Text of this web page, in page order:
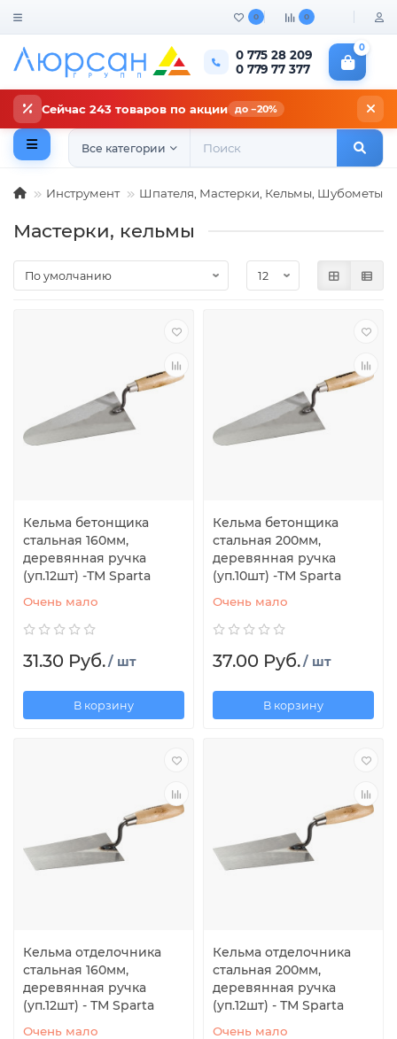
0 0
0 775 28 209
0 779 77 377
0
Сейчас 243 товаров по акции до −20%
Все категории
Инструмент Шпателя, Мастерки, Кельмы, Шубометы
Мастерки, кельмы
Кельма бетонщика
стальная 160мм,
деревянная ручка
(уп.12шт) -ТМ Sparta
Очень мало
31.30 Руб./ шт
В корзину
Кельма бетонщика
стальная 200мм,
деревянная ручка
(уп.10шт) -ТМ Sparta
Очень мало
37.00 Руб./ шт
В корзину
Кельма отделочника
стальная 160мм,
деревянная ручка
(уп.12шт) - ТМ Sparta
Очень мало
Кельма отделочника
стальная 200мм,
деревянная ручка
(уп.12шт) - ТМ Sparta
Очень мало